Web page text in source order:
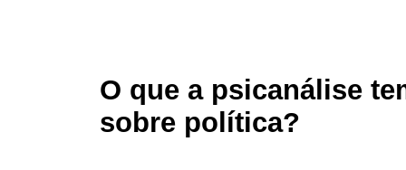
O que a psicanálise
sobre política?